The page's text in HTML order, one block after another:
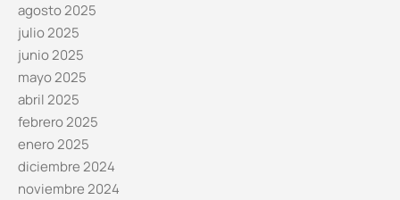
agosto 2025
julio 2025
junio 2025
mayo 2025
abril 2025
febrero 2025
enero 2025
diciembre 2024
noviembre 2024